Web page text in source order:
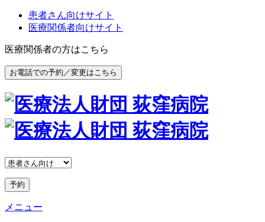
患者さん向けサイト
医療関係者向けサイト
医療関係者の方はこちら
お電話での予約／変更はこちら
予約
メニュー